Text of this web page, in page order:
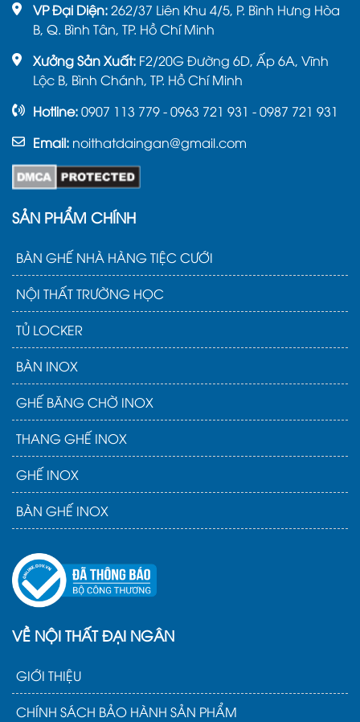
VP Đại Diện:262/37 Liên Khu 4/5, P. Bình Hưng Hòa
B, Q. Bình Tân, TP. Hồ Chí Minh
Xưởng Sản Xuất: F2/20G Đường 6D, Ấp 6A, Vĩnh
Lộc B, Bình Chánh, TP. Hồ Chí Minh
Hotline:0907 113 779 - 0963 721 931 - 0987 721 931
Email: noithatdaingan@gmail.com
SẢN PHẨM CHÍNH
BÀN GHẾ NHÀ HÀNG TIỆC CƯỚI
NỘI THẤT TRƯỜNG HỌC
TỦ LOCKER
BÀN INOX
GHẾ BĂNG CHỜ INOX
THANG GHẾ INOX
GHẾ INOX
BÀN GHẾ INOX
VỀ NỘI THẤT ĐẠI NGÂN
GIỚI THIỆU
CHÍNH SÁCH BẢO HÀNH SẢN PHẨM